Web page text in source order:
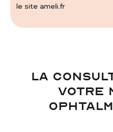
le site ameli.fr
LA
VOTRE